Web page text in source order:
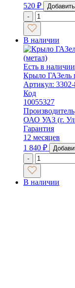
520 ₽
-
В наличии
Есть в наличии
Крыло ГАЗель
Артикул:
Код
10055327
Производитель
ОАО УАЗ (г.
Гарантия
12 месяцев
1 840 ₽
-
В наличии